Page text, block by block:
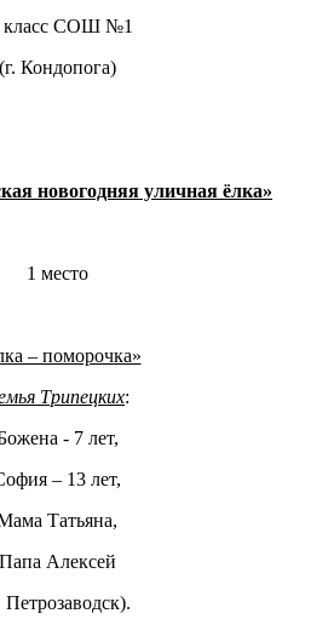
класс СОШ №1
(г. Кондопога)
новогодняя уличная ёлка»
1 место
– поморочка»
Трипецких:
- 7 лет,
– 13 лет,
Татьяна,
Папа Алексей
Петрозаводск).